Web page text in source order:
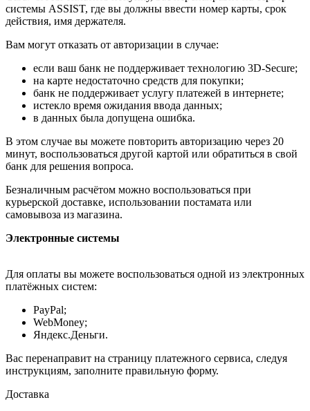
системы ASSIST, где вы должны ввести номер карты, срок
действия, имя держателя.
Вам могут отказать от авторизации в случае:
если ваш банк не поддерживает технологию 3D-Secure;
на карте недостаточно средств для покупки;
банк не поддерживает услугу платежей в интернете;
истекло время ожидания ввода данных;
в данных была допущена ошибка.
В этом случае вы можете повторить авторизацию через 20
минут, воспользоваться другой картой или обратиться в свой
банк для решения вопроса.
Безналичным расчётом можно воспользоваться при
курьерской доставке, использовании постамата или
самовывоза из магазина.
Электронные системы
Для оплаты вы можете воспользоваться одной из электронных
платёжных систем:
PayPal;
WebMoney;
Яндекс.Деньги.
Вас перенаправит на страницу платежного сервиса, следуя
инструкциям, заполните правильную форму.
Доставка